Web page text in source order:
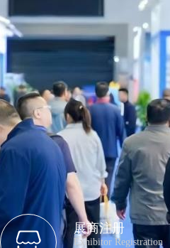
展商注册
Exhibitor Registration